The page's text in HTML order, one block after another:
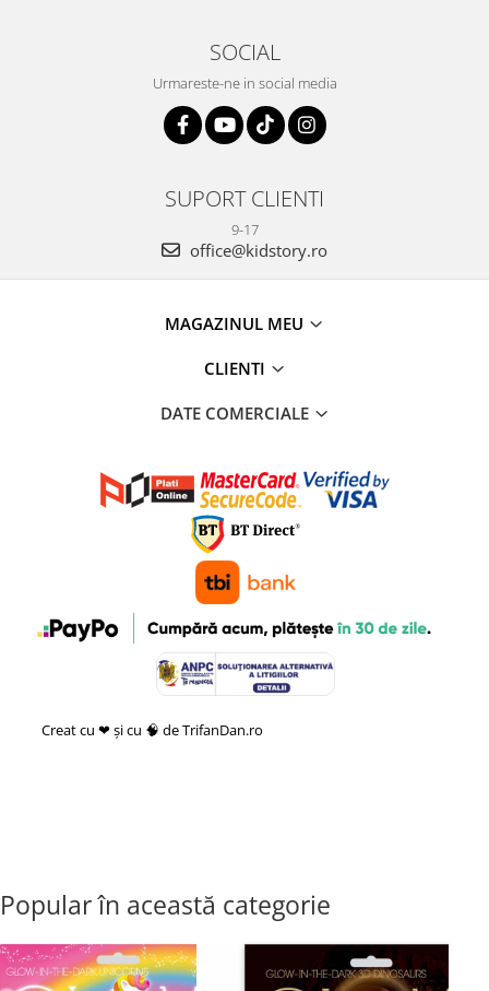
SOCIAL
Urmareste-ne in social media
SUPORT CLIENTI
9-17
office@kidstory.ro
MAGAZINUL MEU
CLIENTI
DATE COMERCIALE
Creat cu ❤ și cu 🧠 de TrifanDan.ro
Popular în această categorie